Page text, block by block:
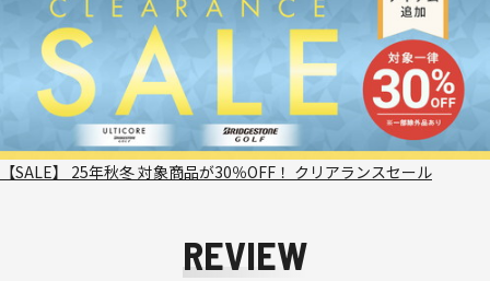
【SALE】 25年秋冬 対象商品が30％OFF！ クリアランスセール
REVIEW